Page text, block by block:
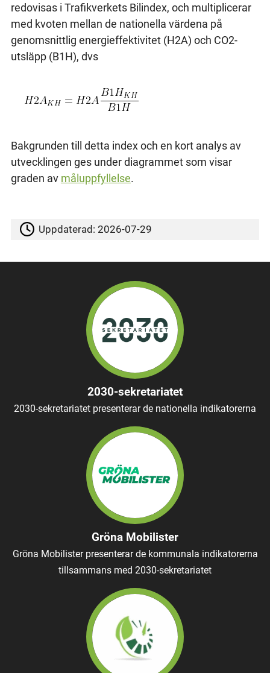
redovisas i Trafikverkets Bilindex, och multiplicerar
med kvoten mellan de nationella värdena på
genomsnittlig energieffektivitet (H2A) och CO2-
utsläpp (B1H), dvs
Bakgrunden till detta index och en kort analys av
utvecklingen ges under diagrammet som visar
graden av måluppfyllelse.
Uppdaterad:2026-07-29
2030-sekretariatet
2030-sekretariatet presenterar de nationella indikatorerna
Gröna Mobilister
Gröna Mobilister presenterar de kommunala indikatorerna
tillsammans med 2030-sekretariatet